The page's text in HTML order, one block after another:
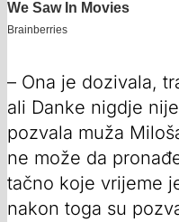
– Ona je dozivala,
ali Danke nigdje
pozvala muža
ne može da
tačno koje vrijeme
nakon toga su